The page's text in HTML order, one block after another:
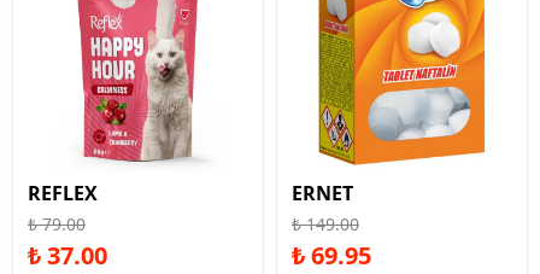
REFLEX
₺ 79.00
₺ 37.00
ERNET
₺ 149.00
₺ 69.95